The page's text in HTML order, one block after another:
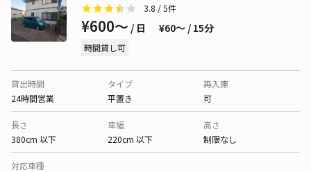
3.8 / 5件
¥600〜 / 日 ¥60〜 / 15分
時間貸し可
貸出時間
24時間営業
タイプ
平置き
再入庫
可
長さ
380cm 以下
車幅
220cm 以下
高さ
制限なし
対応車種